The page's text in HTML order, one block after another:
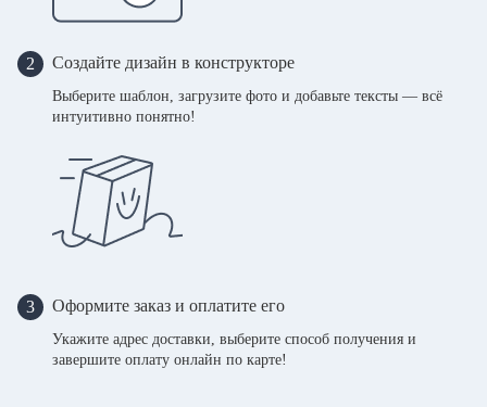
2 Создайте дизайн в конструкторе
Выберите шаблон, загрузите фото и добавьте тексты — всё
интуитивно понятно!
3 Оформите заказ и оплатите его
Укажите адрес доставки, выберите способ получения и
завершите оплату онлайн по карте!